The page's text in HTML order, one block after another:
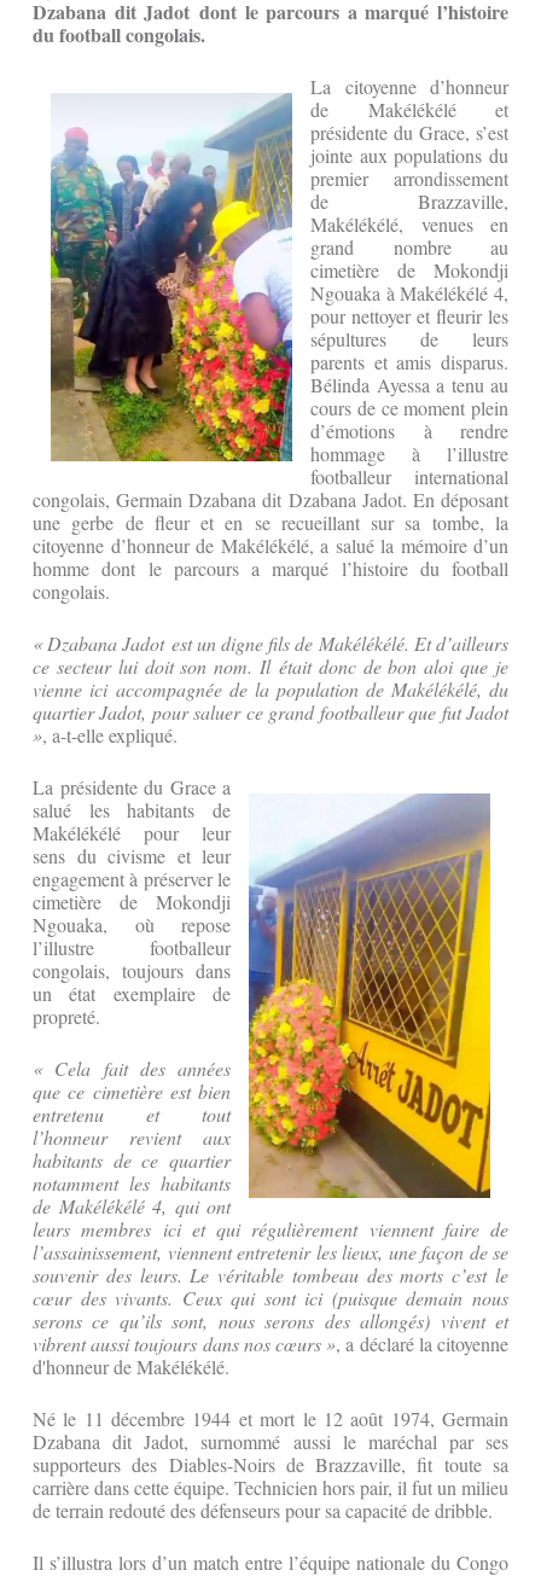
Dzabana dit Jadot dont le parcours a marqué l’histoire
du football congolais.
La citoyenne d’honneur
de Makélékélé et
présidente du Grace, s’est
jointe aux populations du
premier arrondissement
de Brazzaville,
Makélékélé, venues en
grand nombre au
cimetière de Mokondji
Ngouaka à Makélékélé 4,
pour nettoyer et fleurir les
sépultures de leurs
parents et amis disparus.
Bélinda Ayessa a tenu au
cours de ce moment plein
d’émotions à rendre
hommage à l’illustre
footballeur international
congolais, Germain Dzabana dit Dzabana Jadot. En déposant
une gerbe de fleur et en se recueillant sur sa tombe, la
citoyenne d’honneur de Makélékélé, a salué la mémoire d’un
homme dont le parcours a marqué l’histoire du football
congolais.
« Dzabana Jadot est un digne fils de Makélékélé. Et d’ailleurs
ce secteur lui doit son nom. Il était donc de bon aloi que je
vienne ici accompagnée de la population de Makélékélé, du
quartier Jadot, pour saluer ce grand footballeur que fut Jadot
», a-t-elle expliqué.
La présidente du Grace a
salué les habitants de
Makélékélé pour leur
sens du civisme et leur
engagement à préserver le
cimetière de Mokondji
Ngouaka, où repose
l’illustre footballeur
congolais, toujours dans
un état exemplaire de
propreté.
« Cela fait des années
que ce cimetière est bien
entretenu et tout
l’honneur revient aux
habitants de ce quartier
notamment les habitants
de Makélékélé 4, qui ont
leurs membres ici et qui régulièrement viennent faire de
l’assainissement, viennent entretenir les lieux, une façon de se
souvenir des leurs. Le véritable tombeau des morts c’est le
cœur des vivants. Ceux qui sont ici (puisque demain nous
serons ce qu’ils sont, nous serons des allongés) vivent et
vibrent aussi toujours dans nos cœurs », a déclaré la citoyenne
d'honneur de Makélékélé.
Né le 11 décembre 1944 et mort le 12 août 1974, Germain
Dzabana dit Jadot, surnommé aussi le maréchal par ses
supporteurs des Diables-Noirs de Brazzaville, fit toute sa
carrière dans cette équipe. Technicien hors pair, il fut un milieu
de terrain redouté des défenseurs pour sa capacité de dribble.
Il s’illustra lors d’un match entre l’équipe nationale du Congo